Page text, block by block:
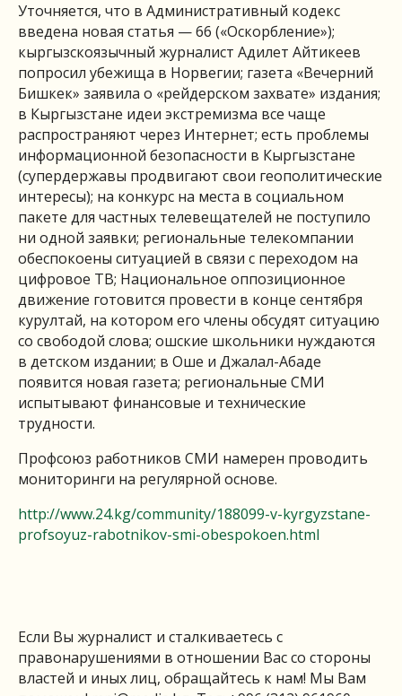
Уточняется, что в Административный кодекс
введена новая статья — 66 («Оскорбление»);
кыргызскоязычный журналист Адилет Айтикеев
попросил убежища в Норвегии; газета «Вечерний
Бишкек» заявила о «рейдерском захвате» издания;
в Кыргызстане идеи экстремизма все чаще
распространяют через Интернет; есть проблемы
информационной безопасности в Кыргызстане
(супердержавы продвигают свои геополитические
интересы); на конкурс на места в социальном
пакете для частных телевещателей не поступило
ни одной заявки; региональные телекомпании
обеспокоены ситуацией в связи с переходом на
цифровое ТВ; Национальное оппозиционное
движение готовится провести в конце сентября
курултай, на котором его члены обсудят ситуацию
со свободой слова; ошские школьники нуждаются
в детском издании; в Оше и Джалал-Абаде
появится новая газета; региональные СМИ
испытывают финансовые и технические
трудности.
Профсоюз работников СМИ намерен проводить
мониторинги на регулярной основе.
http://www.24.kg/community/188099-v-kyrgyzstane-
profsoyuz-rabotnikov-smi-obespokoen.html
Если Вы журналист и сталкиваетесь с
правонарушениями в отношении Вас со стороны
властей и иных лиц, обращайтесь к нам! Мы Вам